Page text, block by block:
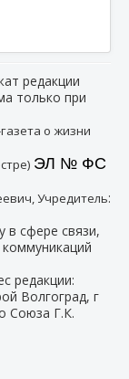
редакции
только при
о жизни
ЭЛ № ФС
Учредитель:
в сфере связи,
редакции:
Волгоград, г
Союза Г.К.